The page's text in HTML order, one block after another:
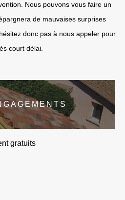
Nous pouvons vous faire un
de mauvaises surprises
donc pas à nous appeler pour
court délai.
gratuits